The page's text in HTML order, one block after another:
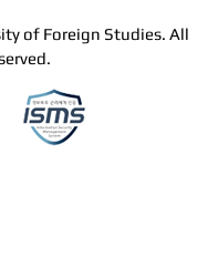
of Foreign Studies. All